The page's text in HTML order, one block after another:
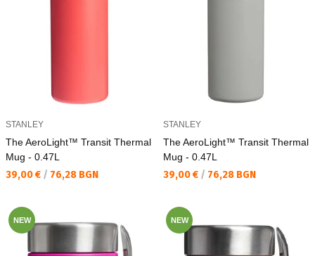
STANLEY
The AeroLight™ Transit Thermal
Mug - 0.47L
Текуща цена:
39,00 € / 76,28 BGN
STANLEY
The AeroLight™ Transit Thermal
Mug - 0.47L
Текуща цена:
39,00 € / 76,28 BGN
NEW NEW